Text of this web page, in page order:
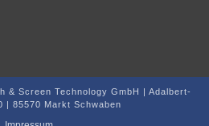
& Screen Technology GmbH | Adalbert-
| 85570 Markt Schwaben